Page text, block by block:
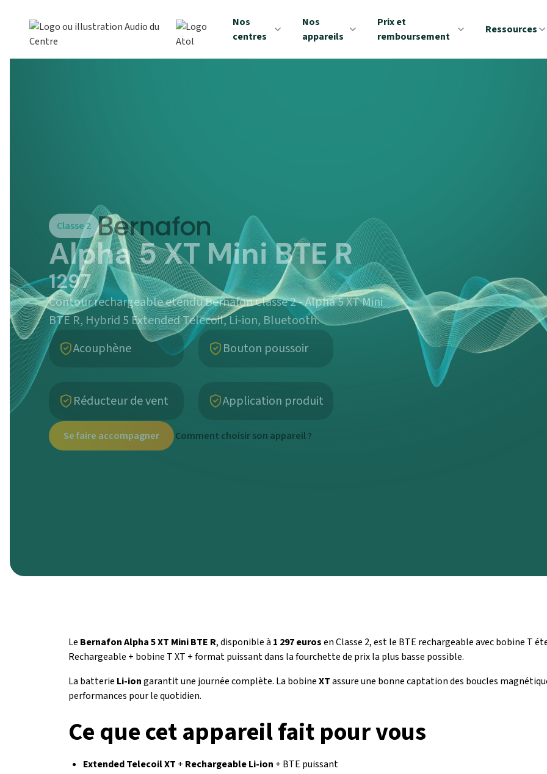
Nos
centres
Nos
appareils
Prix et
remboursement
Ressources
Classe 2
Alpha 5 XT Mini BTE R
1297
Contour rechargeable etendu Bernafon Classe 2 - Alpha 5 XT Mini
BTE R, Hybrid 5 Extended Telecoil, Li-ion, Bluetooth.
Se faire accompagner
Le Bernafon Alpha 5 XT Mini BTE R, disponible à 1 297 eurosen Classe 2, est le BTE rechargeable avec bobine T
Rechargeable + bobine T XT + format puissant dans la fourchette de prix la plus basse possible.
La batterie Li-iongarantit une journée complète. La bobineXTassure une bonne captation des boucles
performances pour le quotidien.
Ce que cet appareil fait pour vous
Extended Telecoil XT + Rechargeable Li-ion + BTE puissant